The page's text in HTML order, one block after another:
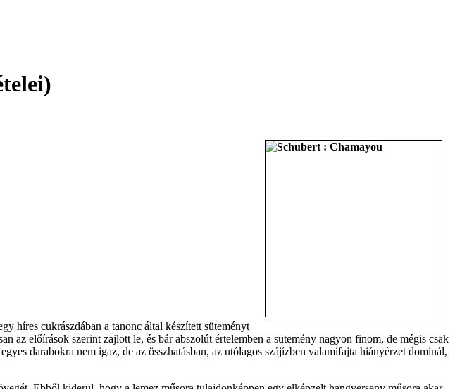
híres cukrászdában a tanonc által készített süteményt
az előírások szerint zajlott le, és bár abszolút értelemben a sütemény nagyon finom, de mégis csak
darabokra nem igaz, de az összhatásban, az utólagos szájízben valamifajta hiányérzet dominál,